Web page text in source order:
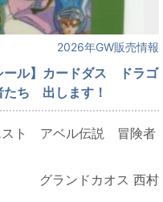
2026年GW販売情報
ル】カードダス ドラゴ
ち 出します！
スト アベル伝説 冒険者
グランドカオス 西村